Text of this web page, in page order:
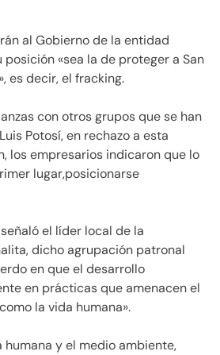
al Gobierno de la entidad
«sea la de proteger a San
es decir, el fracking.
con otros grupos que se han
Potosí, en rechazo a esta
los empresarios indicaron que lo
lugar,posicionarse
el líder local de la
dicho agrupación patronal
en que el desarrollo
en prácticas que amenacen el
la vida humana».
humana y el medio ambiente,